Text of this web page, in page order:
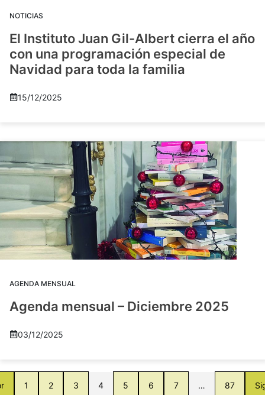
NOTICIAS
El Instituto Juan Gil-Albert cierra el año
con una programación especial de
Navidad para toda la familia
15/12/2025
AGENDA MENSUAL
Agenda mensual – Diciembre 2025
03/12/2025
1 2 3 4 5 6 7 … 87